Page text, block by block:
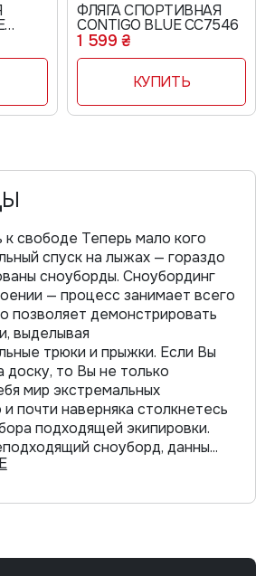
ФЛЯГА СПОРТИВНАЯ
CONTIGO BLUE CC7546
1 599 ₴
КУПИТЬ
свободе Теперь мало кого
спуск на лыжах — гораздо
сноуборды. Сноубординг
— процесс занимает всего
позволяет демонстрировать
выделывая
трюки и прыжки. Если Вы
доску, то Вы не только
мир экстремальных
почти наверняка столкнетесь
подходящей экипировки.
сноуборд, данны...